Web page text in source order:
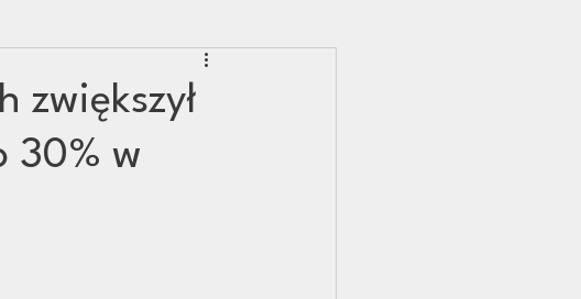
zwiększył
30% w